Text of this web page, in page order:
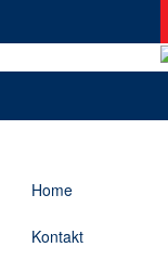
Applikationen
Informationen
Home
Kontakt